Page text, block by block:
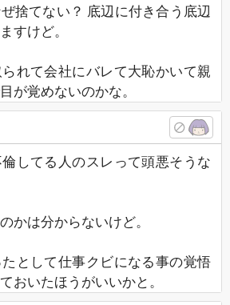
捨てない？ 底辺に付き合う底辺
すけど。
れて会社にバレて大恥かいて親
が覚めないのかな。
してる人のスレって頭悪そうな
かは分からないけど。
として仕事クビになる事の覚悟
おいたほうがいいかと。